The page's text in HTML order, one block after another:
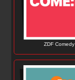
ZDF Comedy